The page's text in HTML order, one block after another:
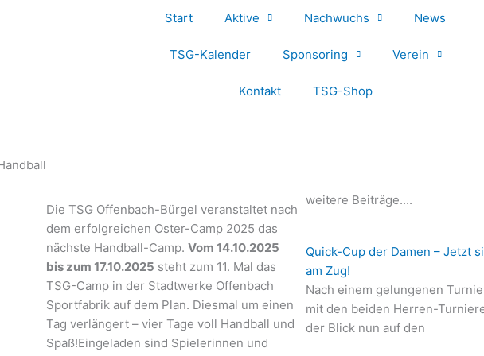
Start Aktive Nachwuchs News
TSG-Kalender Sponsoring Verein
Kontakt TSG-Shop
Die TSG Offenbach-Bürgel veranstaltet nach
dem erfolgreichen Oster-Camp 2025 das
nächste Handball-Camp. Vom 14.10.2025
bis zum 17.10.2025 steht zum 11. Mal das
TSG-Camp in der Stadtwerke Offenbach
Sportfabrik auf dem Plan. Diesmal um einen
Tag verlängert – vier Tage voll Handball und
Spaß!Eingeladen sind Spielerinnen und
weitere Beiträge....
Quick-Cup der Damen – Jetzt
am Zug!
Nach einem gelungenen
mit den beiden Herren-
der Blick nun auf den